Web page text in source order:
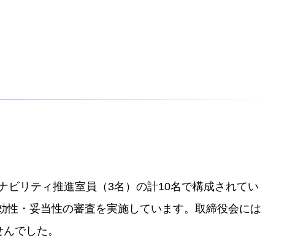
ビリティ推進室員（3名）の計10名で構成されてい
・妥当性の審査を実施しています。取締役会には
でした。